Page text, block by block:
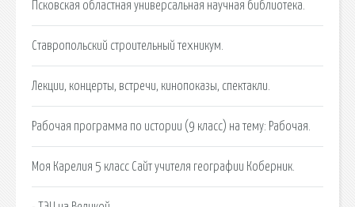
Псковская областная универсальная научная библиотека.
Ставропольский строительный техникум.
Лекции, концерты, встречи, кинопоказы, спектакли.
Рабочая программа по истории (9 класс) на тему: Рабочая.
Моя Карелия 5 класс Сайт учителя географии Коберник.